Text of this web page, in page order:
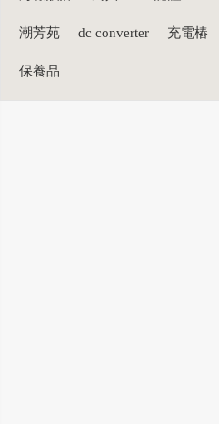
潮芳苑 dc converter 充電樁
保養品